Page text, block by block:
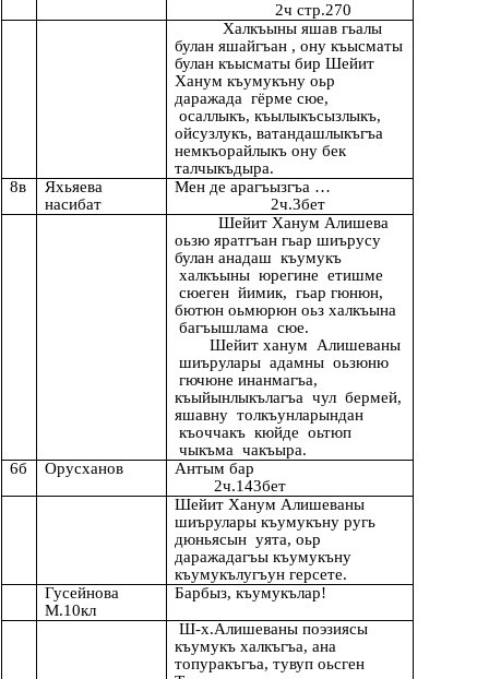
2ч стр.270
Халкъыны яшав гьалы
булан яшайгъан , ону къысматы
булан къысматы бир Шейит
Ханум къумукъну оьр
даражада гёрме сюе,
осаллыкъ, къылыкъсызлыкъ,
ойсузлукъ, ватандашлыкъгъа
немкъорайлыкъ ону бек
талчыкъдыра.
8в
Яхьяева
насибат
Мен де арагъызгъа …
2ч.3бет
Шейит Ханум Алишева
оьзю яратгъан гьар шиърусу
булан анадаш къумукъ
халкъыны юрегине етишме
сюеген йимик, гьар гюнюн,
бютюн оьмюрюн оьз халкъына
багъышлама сюе.
Шейит ханум Алишеваны
шиърулары адамны оьзюню
гючюне инанмагъа,
къыйынлыкълагъа чул бермей,
яшавну толкъунларындан
къоччакъ кюйде оьтюп
чыкъма чакъыра.
6б
Орусханов
Антым бар
2ч.143бет
Шейит Ханум Алишеваны
шиърулары къумукъну ругь
дюньясын уята, оьр
даражадагъы къумукъну
къумукълугъун герсете.
Гусейнова
М.10кл
Барбыз, къумукълар!
Ш-х.Алишеваны поэзиясы
къумукъ халкъгъа, ана
топуракъгъа, тувуп оьсген